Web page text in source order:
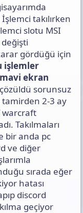
takılırken
slotu MSI
gördüğü için
işlemler
ekran
sorunsuz
tamirden 2-3 ay
warcraft
Takılmaları
bir anda pc
ve diğer
sırada eğer
hatası
discord
geçiyor